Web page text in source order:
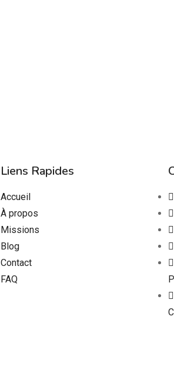
Liens Rapides
Accueil
À propos
Missions
Blog
Contact
FAQ